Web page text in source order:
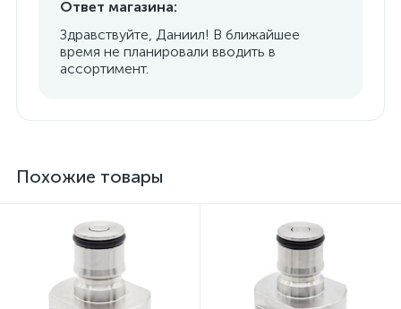
Ответ магазина:
Здравствуйте, Даниил! В ближайшее
время не планировали вводить в
ассортимент.
Похожие товары